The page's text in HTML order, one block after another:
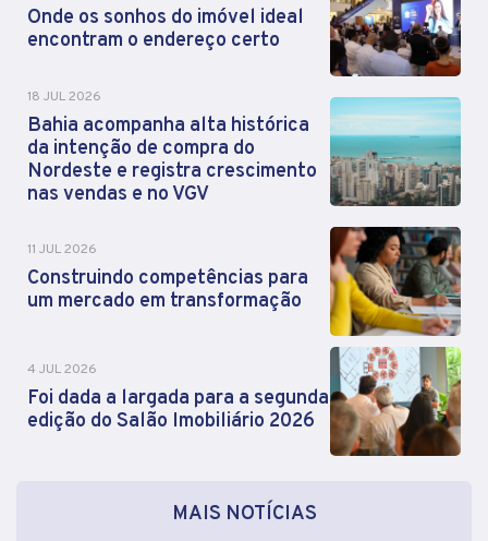
Onde os sonhos do imóvel ideal
encontram o endereço certo
18 JUL 2026
Bahia acompanha alta histórica
da intenção de compra do
Nordeste e registra crescimento
nas vendas e no VGV
11 JUL 2026
Construindo competências para
um mercado em transformação
4 JUL 2026
Foi dada a largada para a segunda
edição do Salão Imobiliário 2026
MAIS NOTÍCIAS